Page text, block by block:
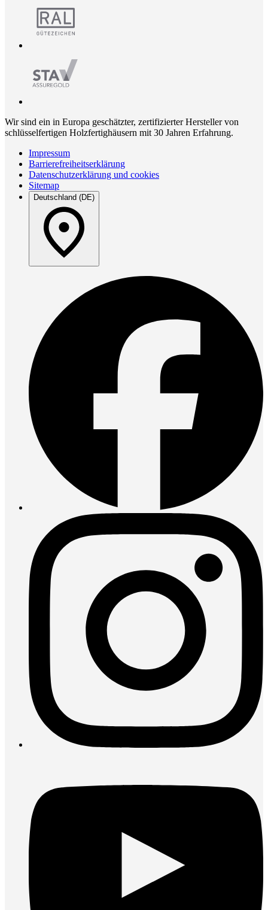
Wir sind ein in Europa geschätzter, zertifizierter Hersteller von
schlüsselfertigen Holzfertighäusern mit 30 Jahren Erfahrung.
Impressum
Barrierefreiheitserklärung
Datenschutzerklärung und cookies
Sitemap
Deutschland (DE)